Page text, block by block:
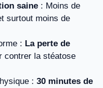
saine : Moins de
surtout moins de
: La perte de
contrer la stéatose
: 30 minutes de